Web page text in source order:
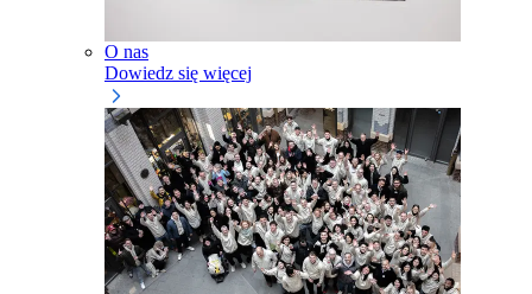
O nas
Dowiedz się więcej